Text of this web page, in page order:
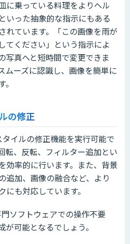
に乗っている料理をよりヘル
いった抽象的な指示にもある
れています。「この画像を雨が
てください」という指示によ
写真へと短時間で変更できま
ムーズに認識し、画像を簡単に
の修正
イルの修正機能を実行可能で
転、反転、フィルター追加とい
効率的に行います。また、背景
追加、画像の融合など、より
も対応しています。
ソフトウェアでの操作不要
可能となるでしょう。